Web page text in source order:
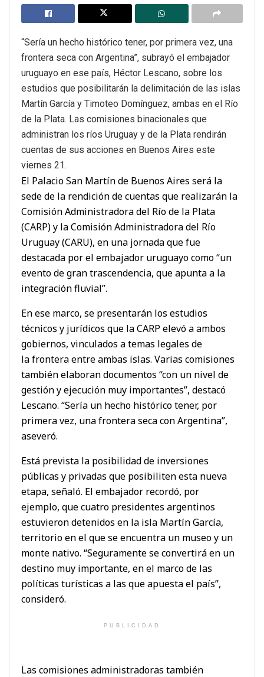
“Sería un hecho histórico tener, por primera vez, una
frontera seca con Argentina”, subrayó el embajador
uruguayo en ese país, Héctor Lescano, sobre los
estudios que posibilitarán la delimitación de las islas
Martín García y Timoteo Domínguez, ambas en el Río
de la Plata. Las comisiones binacionales que
administran los ríos Uruguay y de la Plata rendirán
cuentas de sus acciones en Buenos Aires este
viernes 21.
El Palacio San Martín de Buenos Aires será la
sede de la rendición de cuentas que realizarán la
Comisión Administradora del Río de la Plata
(CARP) y la Comisión Administradora del Río
Uruguay (CARU), en una jornada que fue
destacada por el embajador uruguayo como “un
evento de gran trascendencia, que apunta a la
integración fluvial”.
En ese marco, se presentarán los estudios
técnicos y jurídicos que la CARP elevó a ambos
gobiernos, vinculados a temas legales de
la frontera entre ambas islas. Varias comisiones
también elaboran documentos “con un nivel de
gestión y ejecución muy importantes”, destacó
Lescano. “Sería un hecho histórico tener, por
primera vez, una frontera seca con Argentina”,
aseveró.
Está prevista la posibilidad de inversiones
públicas y privadas que posibiliten esta nueva
etapa, señaló. El embajador recordó, por
ejemplo, que cuatro presidentes argentinos
estuvieron detenidos en la isla Martín García,
territorio en el que se encuentra un museo y un
monte nativo. “Seguramente se convertirá en un
destino muy importante, en el marco de las
políticas turísticas a las que apuesta el país”,
consideró.
PUBLICIDAD
Las comisiones administradoras también